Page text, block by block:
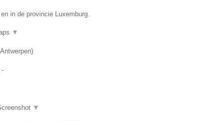
in de provincie Luxemburg.
▼
Antwerpen)
-
▼